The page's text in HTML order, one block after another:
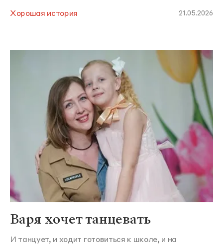
Хорошая история 21.05.2026
Варя хочет танцевать
И танцует, и ходит готовиться к школе, и на